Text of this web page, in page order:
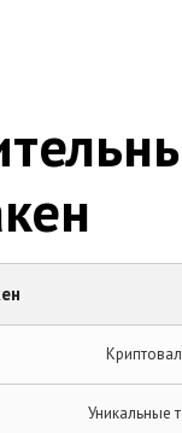
Уникальные